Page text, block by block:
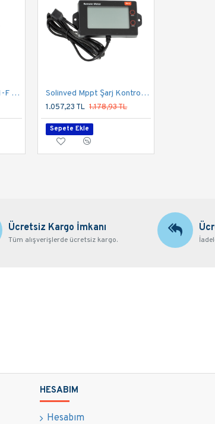
6 mm2 Solar Kablo PV1-F Siyah Solinved Mppt Şarj Kontrol Cihazı Ekranı RM6 ( MC24 Serisi İle Uyumlu )
1.057,23 TL 1.178,93 TL
Sepete Ekle
Ücretsiz Kargo İmkanı
Tüm alışverişlerde ücretsiz kargo.
HESABIM
Hesabım